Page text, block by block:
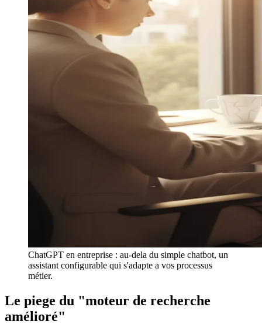
ChatGPT en entreprise : au-dela du simple chatbot, un
assistant configurable qui s'adapte a vos processus
métier.
Le piege du "moteur de recherche
amélioré"